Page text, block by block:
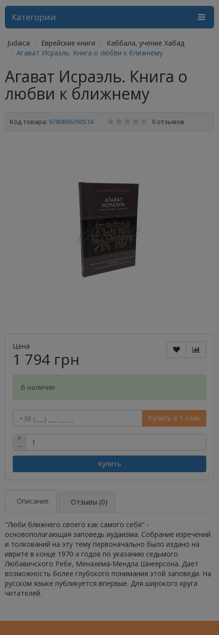
Категории
Judaica Еврейские книги
Каббала, учение Хабад
Агават Исраэль. Книга о любви к ближнему
Агават Исраэль. Книга о
любви к ближнему
Код товара: 9780866390514 0 отзывов
Цена
1 794 грн
В наличии
Купить в 1 клик
+
−
Купить
Описание Отзывы (0)
"Люби ближнего своего как самого себя" -
основополагающая заповедь иудаизма. Собрание изречений
и толкований на эту тему первоначально было издано на
иврите в конце 1970-х годов по указанию седьмого
Любавичского Ребе, Менахема-Мендла Шнеерсона. Дает
возможность более глубокого понимания этой заповеди. На
русском языке публикуется впервые. Для широкого круга
читателей.